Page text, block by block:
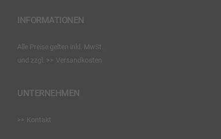
INFORMATIONEN
Alle Preise gelten inkl. MwSt.
und zzgl.
Versandkosten
UNTERNEHMEN
Kontakt